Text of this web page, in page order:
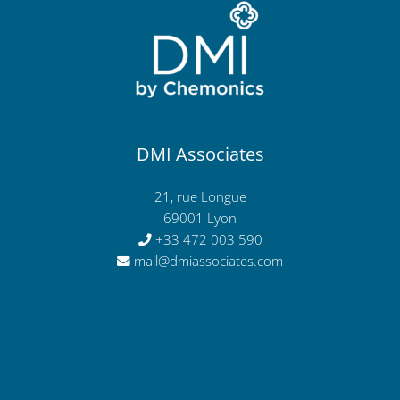
DMI Associates
21, rue Longue
69001 Lyon
+33 472 003 590
mail@dmiassociates.com